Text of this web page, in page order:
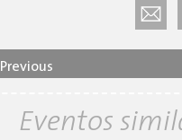
Previous
Eventos